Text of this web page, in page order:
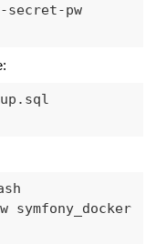
secret-pw
symfony_docker